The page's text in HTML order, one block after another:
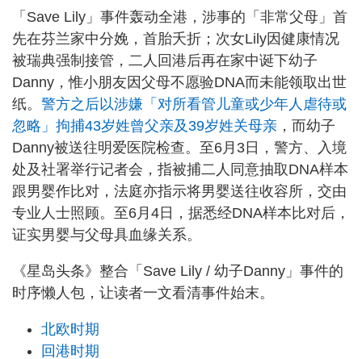
「Save Lily」事件轰动全港，涉事的「非常父母」首
先在芬兰家中分娩，首胎夭折；次女Lily因健康情况
被瑞典强制接管，二人回港后再在家中诞下幼子
Danny，惟小朋友因父母不愿验DNA而未能领取出世
纸。 警方之后以涉嫌「对所看管儿童或少年人虐待或
忽略」拘捕43岁姓曾父亲及39岁姓关母亲 ，而幼子
Danny被送往明爱医院检查。至6月3日，警方、入境
处及社署举行记者会，指被捕二人同意抽取DNA样本
跟男婴作比对，法庭亦指示将男婴送往收容所，交由
专业人士照顾。至6月4日，据悉经DNA样本比对后，
证实男婴与父母具血缘关系。
《星岛头条》整合「Save Lily / 幼子Danny」事件的
时序懒人包，让读者一文看清事件始末。
北欧时期
回港时期